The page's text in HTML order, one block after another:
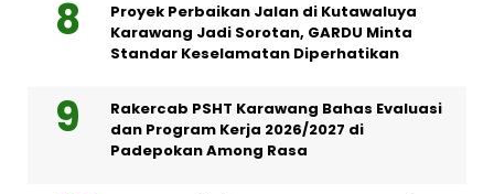
Proyek Perbaikan Jalan di Kutawaluya
Karawang Jadi Sorotan, GARDU Minta
Standar Keselamatan Diperhatikan
Rakercab PSHT Karawang Bahas Evaluasi
dan Program Kerja 2026/2027 di
Padepokan Among Rasa